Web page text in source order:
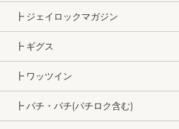
┣ ジェイロックマガジン
┣ ギグス
┣ ワッツイン
┣ パチ・パチ(パチロク含む)